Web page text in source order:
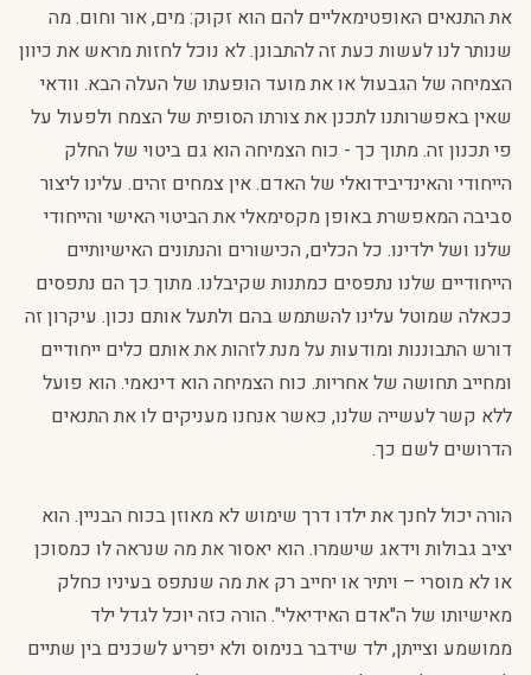
את התנאים האופטימאליים להם הוא זקוק: מים, אור וחום. מה
שנותר לנו לעשות כעת זה להתבונן. לא נוכל לחזות מראש את כיוון
הצמיחה של הגבעול או את מועד הופעתו של העלה הבא. וודאי
שאין באפשרותנו לתכנן את צורתו הסופית של הצמח ולפעול על
פי תכנון זה. מתוך כך - כוח הצמיחה הוא גם ביטוי של החלק
הייחודי והאינדיבידואלי של האדם. אין צמחים זהים. עלינו ליצור
סביבה המאפשרת באופן מקסימאלי את הביטוי האישי והייחודי
שלנו ושל ילדינו. כל הכלים, הכישורים והנתונים האישיותיים
הייחודיים שלנו נתפסים כמתנות שקיבלנו. מתוך כך הם נתפסים
ככאלה שמוטל עלינו להשתמש בהם ולתעל אותם נכון. עיקרון זה
דורש התבוננות ומודעות על מנת לזהות את אותם כלים ייחודיים
ומחייב תחושה של אחריות. כוח הצמיחה הוא דינאמי. הוא פועל
ללא קשר לעשייה שלנו, כאשר אנחנו מעניקים לו את התנאים
הדרושים לשם כך.
הורה יכול לחנך את ילדו דרך שימוש לא מאוזן בכוח הבניין. הוא
יציב גבולות וידאג שישמרו. הוא יאסור את מה שנראה לו כמסוכן
או לא מוסרי – ויתיר או יחייב רק את מה שנתפס בעיניו כחלק
מאישיותו של ה"אדם האידיאלי". הורה כזה יוכל לגדל ילד
ממושמע וצייתן, ילד שידבר בנימוס ולא יפריע לשכנים בין שתיים